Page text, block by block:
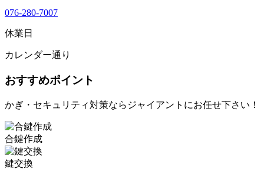
076-280-7007
休業日
カレンダー通り
おすすめポイント
かぎ・セキュリティ対策ならジャイアントにお任せ下さい！
合鍵作成
鍵交換